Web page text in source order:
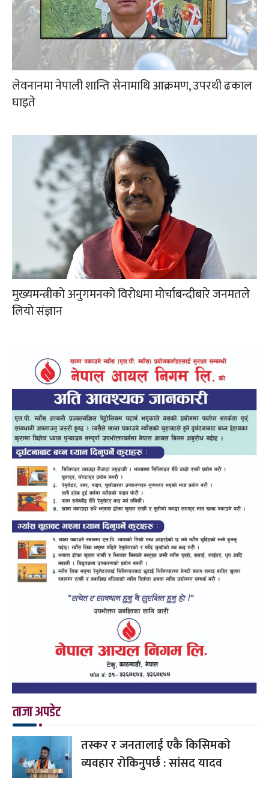
लेवनानमा नेपाली शान्ति सेनामाथि आक्रमण, उपरथी ढकाल
घाइते
मुख्यमन्त्रीको अनुगमनको विरोधमा मोर्चाबन्दीबारे जनमतले
लियो संज्ञान
ताजा अपडेट
तस्कर र जनतालाई एकै किसिमको
व्यवहार रोकिनुपर्छ : सांसद यादव